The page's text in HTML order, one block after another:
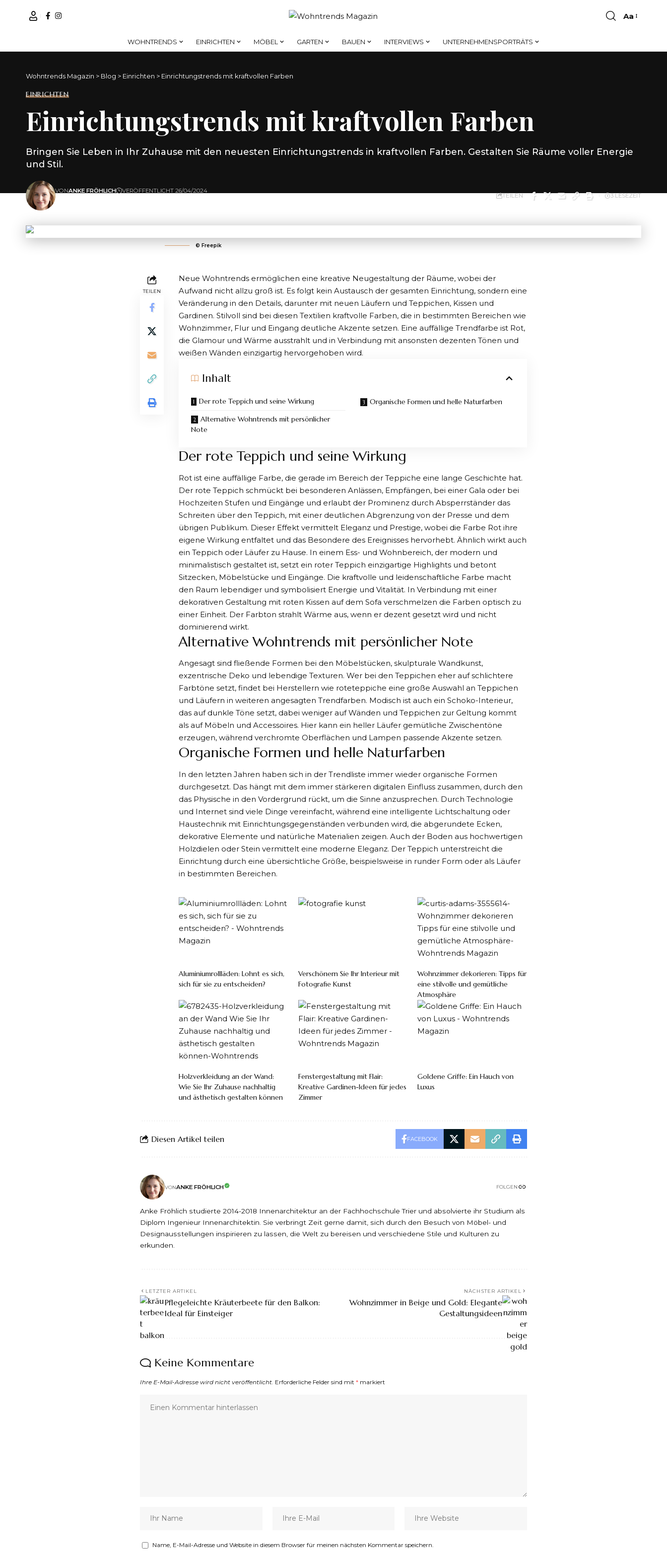
Font
Aa
WOHNTRENDS EINRICHTEN MÖBEL GARTEN BAUEN INTERVIEWS UNTERNEHMENSPORTRÄTS
Wohntrends Magazin > Blog > Einrichten > Einrichtungstrends mit kraftvollen Farben
EINRICHTEN
Einrichtungstrends mit kraftvollen Farben
Bringen Sie Leben in Ihr Zuhause mit den neuesten Einrichtungstrends in kraftvollen Farben. Gestalten Sie Räume voller Energie
und Stil.
ZULETZT AKTUALISIERT: 26/04/2024 10:58
VONANKE FRÖHLICH VERÖFFENTLICHT 26/04/2024
TEILEN 3 LESEZEIT
©️ Freepik
TEILEN
Neue Wohntrends ermöglichen eine kreative Neugestaltung der Räume, wobei der
Aufwand nicht allzu groß ist. Es folgt kein Austausch der gesamten Einrichtung, sondern eine
Veränderung in den Details, darunter mit neuen Läufern und Teppichen, Kissen und
Gardinen. Stilvoll sind bei diesen Textilien kraftvolle Farben, die in bestimmten Bereichen wie
Wohnzimmer, Flur und Eingang deutliche Akzente setzen. Eine auffällige Trendfarbe ist Rot,
die Glamour und Wärme ausstrahlt und in Verbindung mit ansonsten dezenten Tönen und
weißen Wänden einzigartig hervorgehoben wird.
Inhalt
Der rote Teppich und seine Wirkung
Alternative Wohntrends mit persönlicher
Note
Organische Formen und helle Naturfarben
Der rote Teppich und seine Wirkung
Rot ist eine auffällige Farbe, die gerade im Bereich der Teppiche eine lange Geschichte hat.
Der rote Teppich schmückt bei besonderen Anlässen, Empfängen, bei einer Gala oder bei
Hochzeiten Stufen und Eingänge und erlaubt der Prominenz durch Absperrständer das
Schreiten über den Teppich, mit einer deutlichen Abgrenzung von der Presse und dem
übrigen Publikum. Dieser Effekt vermittelt Eleganz und Prestige, wobei die Farbe Rot ihre
eigene Wirkung entfaltet und das Besondere des Ereignisses hervorhebt. Ähnlich wirkt auch
ein Teppich oder Läufer zu Hause. In einem Ess- und Wohnbereich, der modern und
minimalistisch gestaltet ist, setzt ein roter Teppich einzigartige Highlights und betont
Sitzecken, Möbelstücke und Eingänge. Die kraftvolle und leidenschaftliche Farbe macht
den Raum lebendiger und symbolisiert Energie und Vitalität. In Verbindung mit einer
dekorativen Gestaltung mit roten Kissen auf dem Sofa verschmelzen die Farben optisch zu
einer Einheit. Der Farbton strahlt Wärme aus, wenn er dezent gesetzt wird und nicht
dominierend wirkt.
Alternative Wohntrends mit persönlicher Note
Angesagt sind fließende Formen bei den Möbelstücken, skulpturale Wandkunst,
exzentrische Deko und lebendige Texturen. Wer bei den Teppichen eher auf schlichtere
Farbtöne setzt, findet bei Herstellern wie roteteppiche eine große Auswahl an Teppichen
und Läufern in weiteren angesagten Trendfarben. Modisch ist auch ein Schoko-Interieur,
das auf dunkle Töne setzt, dabei weniger auf Wänden und Teppichen zur Geltung kommt
als auf Möbeln und Accessoires. Hier kann ein heller Läufer gemütliche Zwischentöne
erzeugen, während verchromte Oberflächen und Lampen passende Akzente setzen.
Organische Formen und helle Naturfarben
In den letzten Jahren haben sich in der Trendliste immer wieder organische Formen
durchgesetzt. Das hängt mit dem immer stärkeren digitalen Einfluss zusammen, durch den
das Physische in den Vordergrund rückt, um die Sinne anzusprechen. Durch Technologie
und Internet sind viele Dinge vereinfacht, während eine intelligente Lichtschaltung oder
Haustechnik mit Einrichtungsgegenständen verbunden wird, die abgerundete Ecken,
dekorative Elemente und natürliche Materialien zeigen. Auch der Boden aus hochwertigen
Holzdielen oder Stein vermittelt eine moderne Eleganz. Der Teppich unterstreicht die
Einrichtung durch eine übersichtliche Größe, beispielsweise in runder Form oder als Läufer
in bestimmten Bereichen.
Aluminiumrollläden: Lohnt es sich,
sich für sie zu entscheiden?
Verschönern Sie Ihr Interieur mit
Fotografie Kunst
Wohnzimmer dekorieren: Tipps für
eine stilvolle und gemütliche
Atmosphäre
Holzverkleidung an der Wand:
Wie Sie Ihr Zuhause nachhaltig
und ästhetisch gestalten können
Fenstergestaltung mit Flair:
Kreative Gardinen-Ideen für jedes
Zimmer
Goldene Griffe: Ein Hauch von
Luxus
Diesen Artikel teilen FACEBOOK
VONANKE FRÖHLICH FOLGEN
Anke Fröhlich studierte 2014-2018 Innenarchitektur an der Fachhochschule Trier und absolvierte ihr Studium als
Diplom Ingenieur Innenarchitektin. Sie verbringt Zeit gerne damit, sich durch den Besuch von Möbel- und
Designausstellungen inspirieren zu lassen, die Welt zu bereisen und verschiedene Stile und Kulturen zu
erkunden.
LETZTER ARTIKEL
Pflegeleichte Kräuterbeete für den Balkon:
Ideal für Einsteiger
NÄCHSTER ARTIKEL
Wohnzimmer in Beige und Gold: Elegante
Gestaltungsideen
Keine Kommentare
Ihre E-Mail-Adresse wird nicht veröffentlicht. Erforderliche Felder sind mit * markiert
Name, E-Mail-Adresse und Website in diesem Browser für meinen nächsten Kommentar speichern.